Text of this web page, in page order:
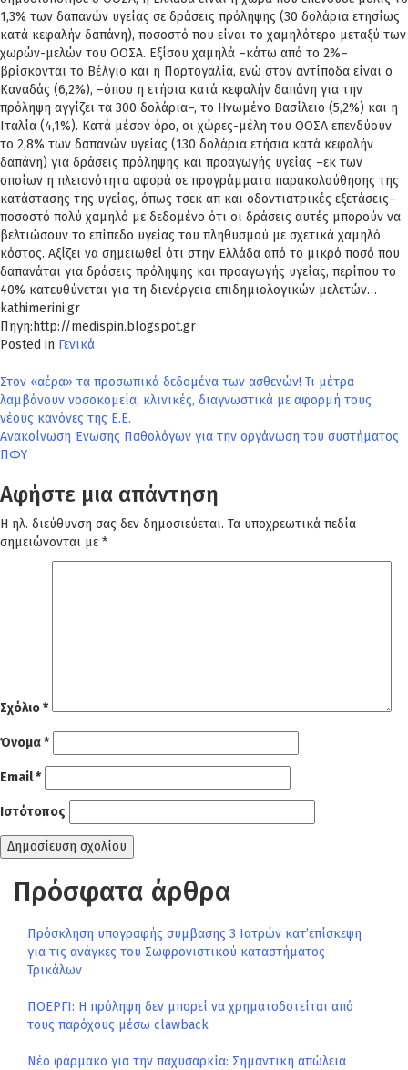
1,3% των δαπανών υγείας σε δράσεις πρόληψης (30 δολάρια ετησίως
κατά κεφαλήν δαπάνη), ποσοστό που είναι το χαμηλότερο μεταξύ των
χωρών-μελών του ΟΟΣΑ. Εξίσου χαμηλά –κάτω από το 2%–
βρίσκονται το Βέλγιο και η Πορτογαλία, ενώ στον αντίποδα είναι ο
Καναδάς (6,2%), –όπου η ετήσια κατά κεφαλήν δαπάνη για την
πρόληψη αγγίζει τα 300 δολάρια–, το Ηνωμένο Βασίλειο (5,2%) και η
Ιταλία (4,1%). Κατά μέσον όρο, οι χώρες-μέλη του ΟΟΣΑ επενδύουν
το 2,8% των δαπανών υγείας (130 δολάρια ετήσια κατά κεφαλήν
δαπάνη) για δράσεις πρόληψης και προαγωγής υγείας –εκ των
οποίων η πλειονότητα αφορά σε προγράμματα παρακολούθησης της
κατάστασης της υγείας, όπως τσεκ απ και οδοντιατρικές εξετάσεις–
ποσοστό πολύ χαμηλό με δεδομένο ότι οι δράσεις αυτές μπορούν να
βελτιώσουν το επίπεδο υγείας του πληθυσμού με σχετικά χαμηλό
κόστος. Αξίζει να σημειωθεί ότι στην Ελλάδα από το μικρό ποσό που
δαπανάται για δράσεις πρόληψης και προαγωγής υγείας, περίπου το
40% κατευθύνεται για τη διενέργεια επιδημιολογικών μελετών…
kathimerini.gr
Πηγη:http://medispin.blogspot.gr
Posted in Γενικά
Πλοήγηση
άρθρων
Στον «αέρα» τα προσωπικά δεδομένα των ασθενών! Τι μέτρα
λαμβάνουν νοσοκομεία, κλινικές, διαγνωστικά με αφορμή τους
νέους κανόνες της Ε.Ε.
Ανακοίνωση Ένωσης Παθολόγων για την οργάνωση του συστήματος
ΠΦΥ
Αφήστε μια απάντηση
Η ηλ. διεύθυνση σας δεν δημοσιεύεται. Τα υποχρεωτικά πεδία
σημειώνονται με *
Σχόλιο*
Όνομα*
Email*
Ιστότοπος
Πρόσφατα άρθρα
Πρόσκληση υπογραφής σύμβασης 3 Ιατρών κατ’επίσκεψη
για τις ανάγκες του Σωφρονιστικού καταστήματος
Τρικάλων
ΠΟΕΡΓΙ: Η πρόληψη δεν μπορεί να χρηματοδοτείται από
τους παρόχους μέσω clawback
Νέο φάρμακο για την παχυσαρκία: Σημαντική απώλεια